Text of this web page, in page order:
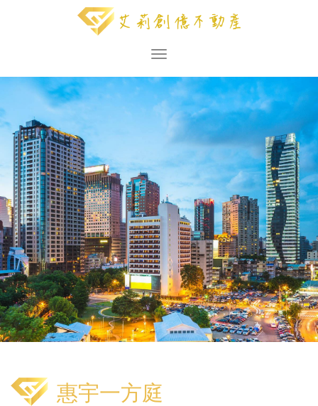
惠宇一方庭